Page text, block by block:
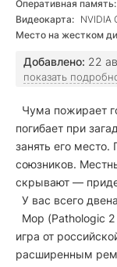
Оперативная память:
Видеокарта: NVIDIA
Место на жестком
Добавлено: 22
показать
Чума пожирает
погибает при
занять его
союзников.
скрывают —
У вас всего
Мор (Pathologic
игра от
расширенным